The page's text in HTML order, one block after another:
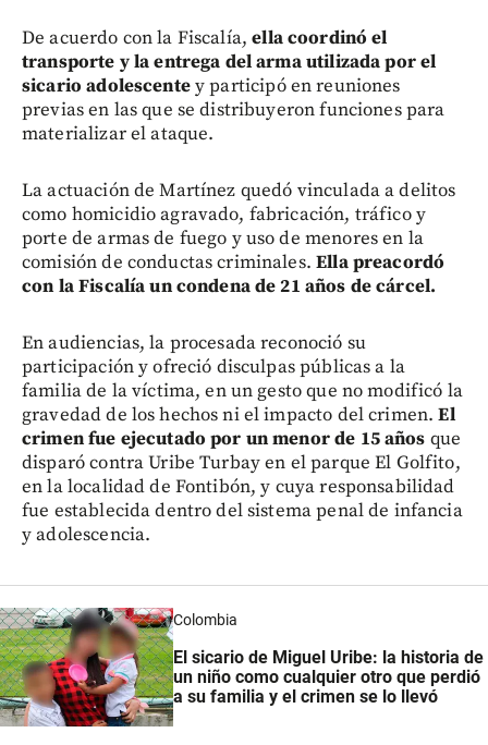
De acuerdo con la Fiscalía, ella coordinó el
transporte y la entrega del arma utilizada por el
sicario adolescentey participó en reuniones
previas en las que se distribuyeron funciones para
materializar el ataque.
La actuación de Martínez quedó vinculada a delitos
como homicidio agravado, fabricación, tráfico y
porte de armas de fuego y uso de menores en la
comisión de conductas criminales.Ella preacordó
con la Fiscalía un condena de 21 años de cárcel.
En audiencias, la procesada reconoció su
participación y ofreció disculpas públicas a la
familia de la víctima, en un gesto que no modificó la
gravedad de los hechos ni el impacto del crimen. El
crimen fue ejecutado por un menor de 15 años que
disparó contra Uribe Turbay en el parque El Golfito,
en la localidad de Fontibón, y cuya responsabilidad
fue establecida dentro del sistema penal de infancia
y adolescencia.
Colombia
El sicario de Miguel Uribe: la historia de
un niño como cualquier otro que perdió
a su familia y el crimen se lo llevó